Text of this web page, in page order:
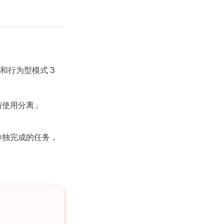
行为型模式 3
用分离」
完成的任务，